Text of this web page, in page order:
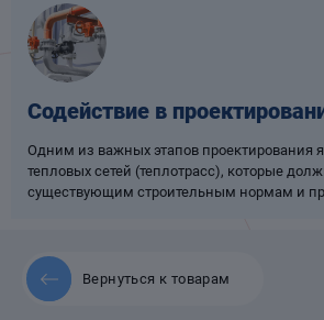
Содействие в
Одним из важных этапов проектирования
тепловых сетей (теплотрасс), которые
существующим строительным нормам и
Вернуться к товарам
Компенсаторы